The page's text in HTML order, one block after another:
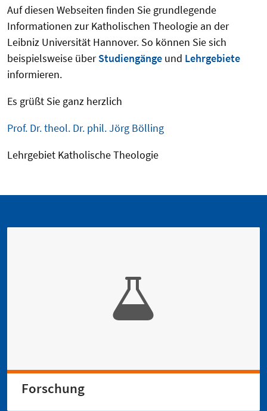
Auf diesen Webseiten finden Sie grundlegende
Informationen zur Katholischen Theologie an der
Leibniz Universität Hannover. So können Sie sich
beispielsweise überStudiengänge und Lehrgebiete
informieren.
Es grüßt Sie ganz herzlich
Prof. Dr. theol. Dr. phil. Jörg Bölling
Lehrgebiet Katholische Theologie
Forschung